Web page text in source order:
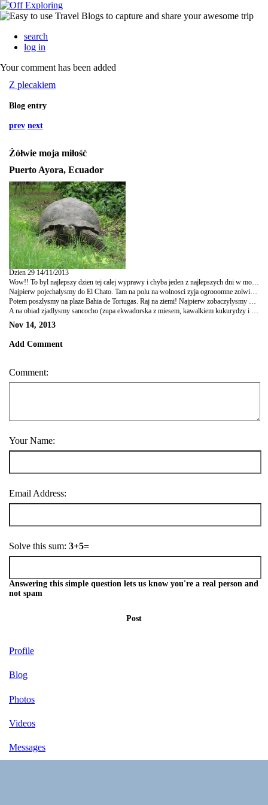
search
log in
Your comment has been added
Z plecakiem
Blog entry
prev next
Żółwie moja miłość
Puerto Ayora, Ecuador
Dzien 29 14/11/2013
Wow!! To byl najlepszy dzien tej calej wyprawy i chyba jeden z najlepszych dni w moim zyciu! :) Jestesmy w raju!
Najpierw pojechalysmy do El Chato. Tam na polu na wolnosci zyja ogrooomne zolwie! Sa absolutnie niesamowite. Zakochalam sie w nich. Jest ich tam bardzo duzo, zyja w trawie, w wyschnietym malym stawie, wygrzewaja sie na sloncu, leniwie jedzac trawe. Do kilku udalo nam sie zblizyc naprawde blisko, na ok 2 metrow, kilka wyczulo nasza obecnosc i z mruczeniem i sykiem schowalo sie do skorupy. Samce sa wieksze od samic i maja dluzsze szyje.
Potem poszlysmy na plaze Bahia de Tortugas. Raj na ziemi! Najpierw zobaczylysmy wygrzewajace sie na skalach wielkie iguany i cala mase czerwonych i czarnych krabow. A potem okazalo sie, ze te iguany leza wszedzie na plazy, niektore zastygly jak posagi wygrzewajac sie w sloncu, inne wprost przeciwnie lezaly pod drzewami, jkaby juz mialy na dzis dosc ciepla, a jeszcze inne plywaly w wodzie, jak psy, z glowa na zewnatrz tylko sunac po wodzie poruszajac cialem na boki. One sa zreszta wielkosci takich duzych grubych jamnikow plus wielki gruby ogon. Robia wrazenie! W koncu dotarlysmy na rajska plaze: turkusowa woda, bialy drobny jak maka piasek, na plazy iguany spaceruja tuz obok ludzi (caly czas ma sie wrazenie, ze one wiedza, ze byly na tych wyspach pierwsze i nie chca oddac swojej pozycji. I dobrze!). Weszlam do wody a tam pare metrow ode mnie, tuz przy brzegu, przeplynal mlody rekin z Galapagos a pare metrow na nim mala manta. Czego chciec wiecej? (moze dobrze, ze nie bylo tam zolwi, bo bym nie mogla stamtad wyjsc! :)).
A na obiad zjadlysmy sancocho (zupa ekwadorska z miesem, kawalkiem kukurydzy i jukki) a potem sprobowalam od Sary seco de chivo (gulasz z miesa z kozy, troche gorsza wolowina, ale za to z wlosem! ;)).
Nov 14, 2013
Add Comment
Comment:
Your Name:
Email Address:
Solve this sum: 3+5=
Answering this simple question lets us know you're a real person and
not spam
Post
Profile
Blog
Photos
Videos
Messages